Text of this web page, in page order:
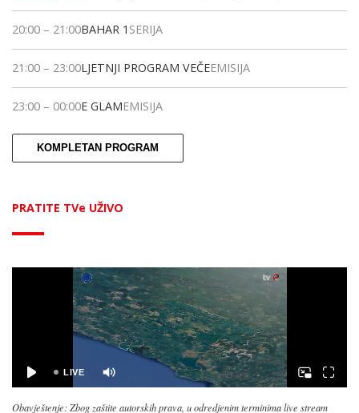
20:00 – 21:00BAHAR 1 SERIJA
21:00 – 23:00LJETNJI PROGRAM VEČEEMISIJA
23:00 – 00:00E GLAMEMISIJA
KOMPLETAN PROGRAM
PRATITE TVe UŽIVO
Obavještenje: Zbog zaštite autorskih prava, u odredjenim terminima live stream